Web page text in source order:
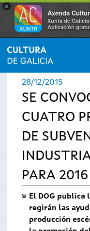
×
Axenda
Xunta de Galicia
Aplicación
Se
encuentra
usted
aquí
INICIO › ACTUALIDAD
28/12/2015
SE
CUATRO
DE
PARA 2016
El DOG publica
regirán las
producción